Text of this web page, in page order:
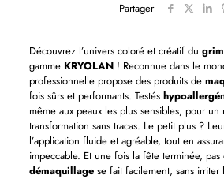
Partager
Découvrez l’univers coloré et créatif du
gamme KRYOLAN! Reconnue dans le
professionnelle propose des produits de
fois sûrs et performants. Testés
même aux peaux les plus sensibles, pour un
transformation sans tracas. Le petit plus ?
l’application fluide et agréable, tout en
impeccable. Et une fois la fête terminée,
démaquillagese fait facilement, sans irriter